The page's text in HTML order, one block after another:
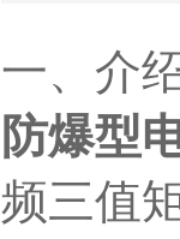
一、介
防爆型
频三值